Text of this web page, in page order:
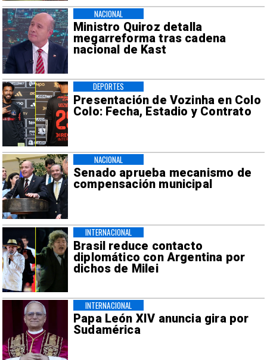
Ministro Quiroz detalla
megarreforma tras cadena
nacional de Kast
NACIONAL
Presentación de Vozinha en Colo
Colo: Fecha, Estadio y Contrato
DEPORTES
Senado aprueba mecanismo de
compensación municipal
NACIONAL
Brasil reduce contacto
diplomático con Argentina por
dichos de Milei
INTERNACIONAL
Papa León XIV anuncia gira por
Sudamérica
INTERNACIONAL